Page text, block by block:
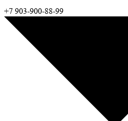
+7 903-900-88-99